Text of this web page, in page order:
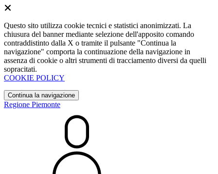
Questo sito utilizza cookie tecnici e statistici anonimizzati. La
chiusura del banner mediante selezione dell'apposito comando
contraddistinto dalla X o tramite il pulsante "Continua la
navigazione" comporta la continuazione della navigazione in
assenza di cookie o altri strumenti di tracciamento diversi da quelli
sopracitati.
COOKIE POLICY
Continua la navigazione
Regione Piemonte